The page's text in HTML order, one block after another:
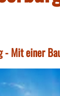
- Mit einer